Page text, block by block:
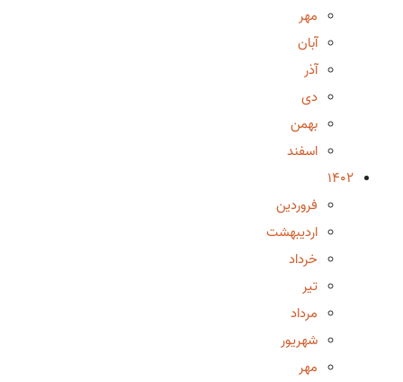
مهر
آبان
آذر
دی
بهمن
اسفند
1402
فروردین
اردیبهشت
خرداد
تیر
مرداد
شهریور
مهر